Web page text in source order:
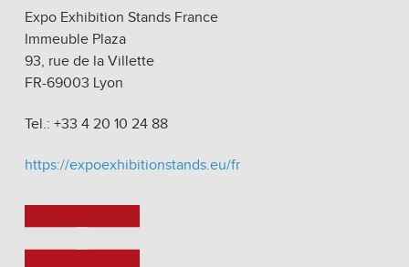
Expo Exhibition Stands France
Immeuble Plaza
93, rue de la Villette
FR-69003 Lyon
Tel.: +33 4 20 10 24 88
https://expoexhibitionstands.eu/fr